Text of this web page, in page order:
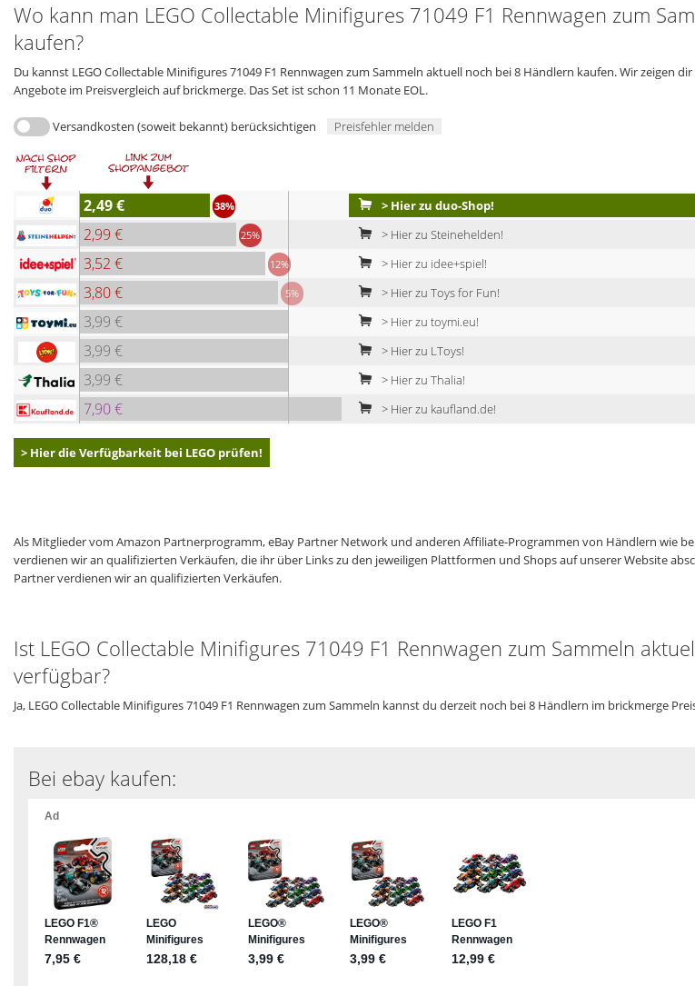
Wo kann man LEGO Collectable Minifigures 71049 F1 Rennwagen zum
kaufen?
Du kannst LEGO Collectable Minifigures 71049 F1 Rennwagen zum Sammeln aktuell noch bei 8 Händlern kaufen. Wir zeigen
Angebote im Preisvergleich auf brickmerge. Das Set ist schon 11 Monate EOL.
Versandkosten (soweit bekannt) berücksichtigen Preisfehler melden
2,49 € 38% > Hier zu duo-Shop!
2,99 € 25% > Hier zu Steinehelden!
3,52 € 12% > Hier zu idee+spiel!
3,80 € 5% > Hier zu Toys for Fun!
3,99 € > Hier zu toymi.eu!
3,99 € > Hier zu LToys!
3,99 € > Hier zu Thalia!
7,90 € > Hier zu kaufland.de!
> Hier die Verfügbarkeit bei LEGO prüfen!
Als Mitglieder vom Amazon Partnerprogramm, eBay Partner Network und anderen Affiliate-Programmen von Händlern wie
verdienen wir an qualifizierten Verkäufen, die ihr über Links zu den jeweiligen Plattformen und Shops auf unserer Website
Partner verdienen wir an qualifizierten Verkäufen.
Ist LEGO Collectable Minifigures 71049 F1 Rennwagen zum Sammeln
verfügbar?
Ja, LEGO Collectable Minifigures 71049 F1 Rennwagen zum Sammeln kannst du derzeit noch bei 8 Händlern im brickmerge
Bei ebay kaufen: